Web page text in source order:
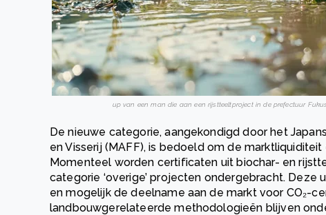
up van een man die aan een rijstteeltproject in de prefectuur
De nieuwe categorie, aangekondigd door het
en Visserij (MAFF), is bedoeld om de
Momenteel worden certificaten uit biochar- en
categorie ‘overige’ projecten ondergebracht.
en mogelijk de deelname aan de markt voor CO₂-
landbouwgerelateerde methodologieën blijven